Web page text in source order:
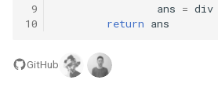
42. 最近请求次数
43. 往完全二叉树添加节点
8.6. 汉诺塔问题
8.7. 无重复字符串的排列组合
9
10
ans = div
return ans
GitHub